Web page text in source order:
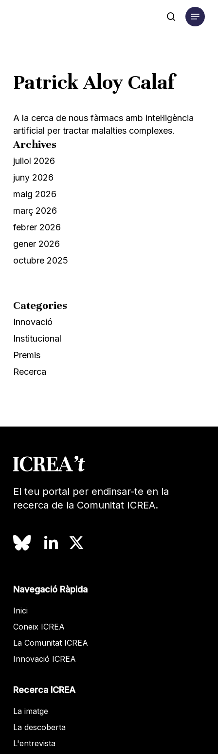
search
Menu
Patrick Aloy Calaf
A la cerca de nous fàrmacs amb intel·ligència
artificial per tractar malalties complexes.
Archives
juliol 2026
juny 2026
maig 2026
març 2026
febrer 2026
gener 2026
octubre 2025
Categories
Innovació
Institucional
Premis
Recerca
El teu portal per endinsar-te en la
recerca de la Comunitat ICREA.
Navegació Ràpida
Inici
Coneix ICREA
La Comunitat ICREA
Innovació ICREA
Recerca ICREA
La imatge
La descoberta
L'entrevista